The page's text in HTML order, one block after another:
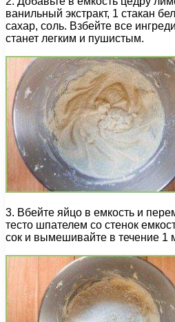
ванильный экстракт, 1 стакан
сахар, соль. Взбейте все
станет легким и пушистым.
3. Вбейте яйцо в емкость и
тесто шпателем со стенок
сок и вымешивайте в течение 1